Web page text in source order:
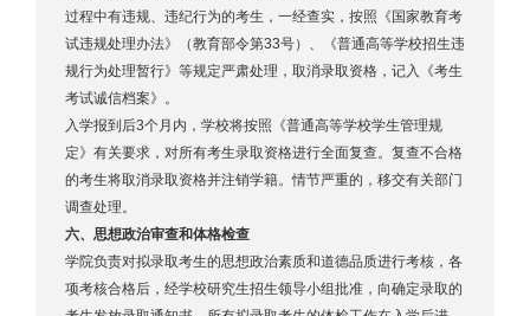
过程中有违规、违纪行为的考生，一经查实，按照《国家教育考
试违规处理办法》（教育部令第33号）、《普通高等学校招生违
规行为处理暂行》等规定严肃处理，取消录取资格，记入《考生
考试诚信档案》。
入学报到后3个月内，学校将按照《普通高等学校学生管理规
定》有关要求，对所有考生录取资格进行全面复查。复查不合格
的考生将取消录取资格并注销学籍。情节严重的，移交有关部门
调查处理。
六、思想政治审查和体格检查
学院负责对拟录取考生的思想政治素质和道德品质进行考核，各
项考核合格后，经学校研究生招生领导小组批准，向确定录取的